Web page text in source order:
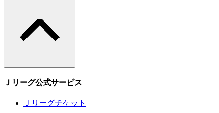
Ｊリーグ公式サービス
Ｊリーグチケット